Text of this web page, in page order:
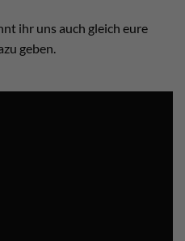
ihr uns auch gleich eure
geben.